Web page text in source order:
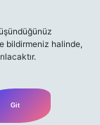
bildirmeniz halinde,